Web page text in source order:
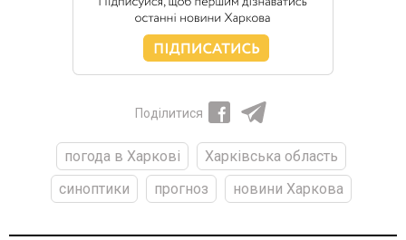
Поділитися
погода в Харкові
Харківська область
синоптики
прогноз новини Харкова